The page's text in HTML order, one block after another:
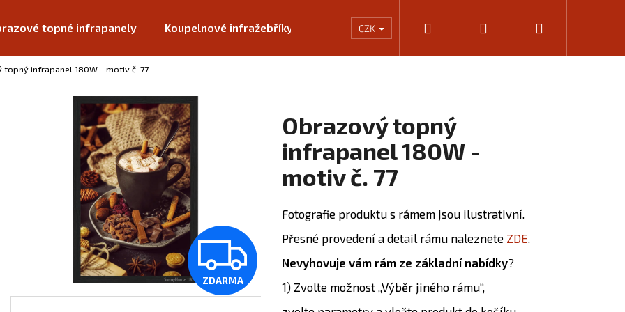
topné infrapanely Koupelnové infražebříky Rámování Kalkulačka výkonu infrapanelů
CZK Přihlášení
topný infrapanel 180W - motiv č. 77
Obrazový topný
infrapanel 180W -
motiv č. 77
Fotografie produktu s rámem jsou ilustrativní.
Přesné provedení a detail rámu naleznete ZDE.
Nevyhovuje vám rám ze základní nabídky?
1) Zvolte možnost „Výběr jiného rámu“,
Z
ZDARMA
Co potřebujete najít?
HLEDAT
Doporučujeme
Následující